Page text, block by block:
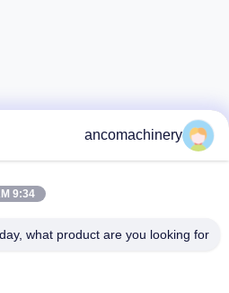
ancomachinery
9:34 AM
day, what product are you looking